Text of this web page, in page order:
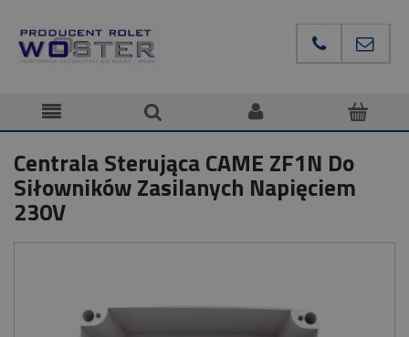
Centrala Sterująca CAME ZF1N Do
Siłowników Zasilanych Napięciem
230V